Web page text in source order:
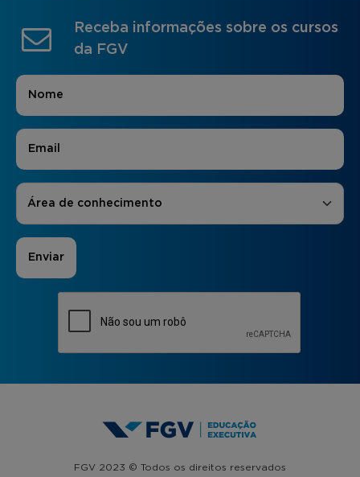
Receba informações sobre os cursos
da FGV
Nome
E-mail
Áreas de Interesse
Área de conhecimento
FGV 2023 © Todos os direitos reservados